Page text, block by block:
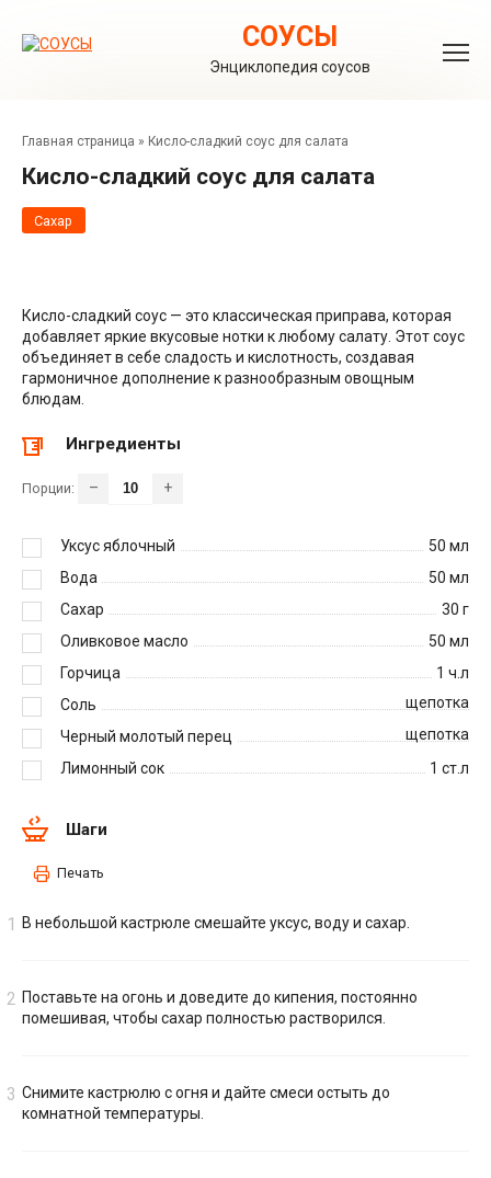
контенту
СОУСЫ
Энциклопедия соусов
Главная страница » Кисло-сладкий соус для салата
Кисло-сладкий соус для салата
Сахар
Кисло-сладкий соус — это классическая приправа, которая
добавляет яркие вкусовые нотки к любому салату. Этот соус
объединяет в себе сладость и кислотность, создавая
гармоничное дополнение к разнообразным овощным
блюдам.
Ингредиенты
Порции: – +
Уксус яблочный 50 мл
Вода
50 мл
Сахар
30 г
Оливковое масло
50 мл
Горчица
1 ч.л
Соль
щепотка
Черный молотый перец
щепотка
Лимонный сок
1 ст.л
Шаги
Печать
В небольшой кастрюле смешайте уксус, воду и сахар.
Поставьте на огонь и доведите до кипения, постоянно
помешивая, чтобы сахар полностью растворился.
Снимите кастрюлю с огня и дайте смеси остыть до
комнатной температуры.